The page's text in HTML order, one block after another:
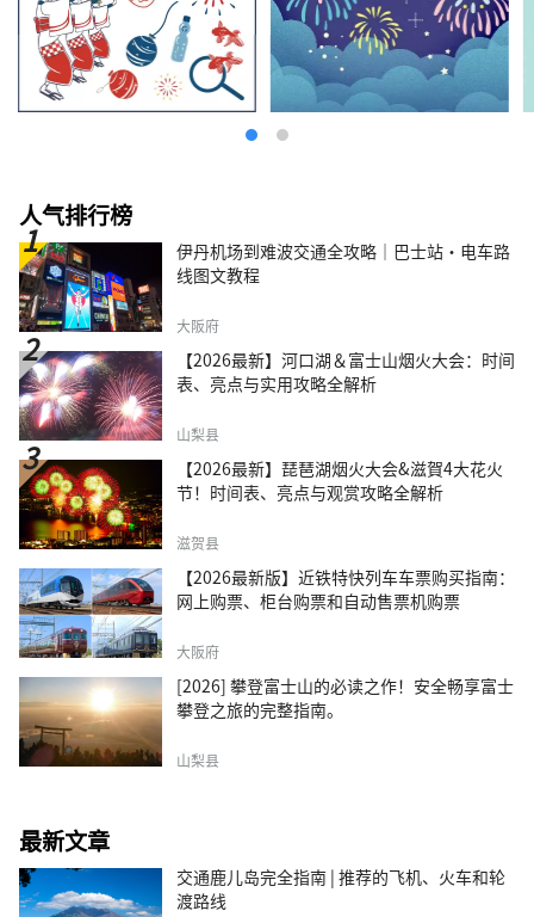
人气排行榜
伊丹机场到难波交通全攻略｜巴士站・电车路
线图文教程
大阪府
【2026最新】河口湖＆富士山烟火大会：时间
表、亮点与实用攻略全解析
山梨县
【2026最新】琵琶湖烟火大会&滋賀4大花火
节！时间表、亮点与观赏攻略全解析
滋贺县
【2026最新版】近铁特快列车车票购买指南：
网上购票、柜台购票和自动售票机购票
大阪府
[2026] 攀登富士山的必读之作！安全畅享富士
攀登之旅的完整指南。
山梨县
最新文章
交通鹿儿岛完全指南 | 推荐的飞机、火车和轮
渡路线